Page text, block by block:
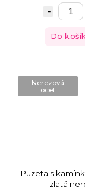
Do
Nerezová
ocel
Puzeta s
zlatá